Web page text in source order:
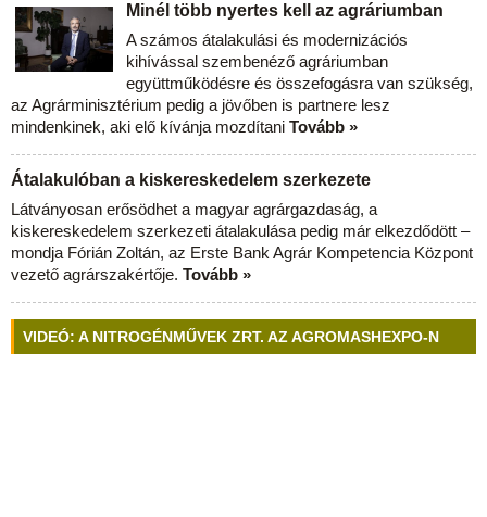
Minél több nyertes kell az agráriumban
A számos átalakulási és modernizációs
kihívással szembenéző agráriumban
együttműködésre és összefogásra van szükség,
az Agrárminisztérium pedig a jövőben is partnere lesz
mindenkinek, aki elő kívánja mozdítani Tovább »
Átalakulóban a kiskereskedelem szerkezete
Látványosan erősödhet a magyar agrárgazdaság, a
kiskereskedelem szerkezeti átalakulása pedig már elkezdődött –
mondja Fórián Zoltán, az Erste Bank Agrár Kompetencia Központ
vezető agrárszakértője. Tovább »
VIDEÓ: A NITROGÉNMŰVEK ZRT. AZ AGROMASHEXPO-N